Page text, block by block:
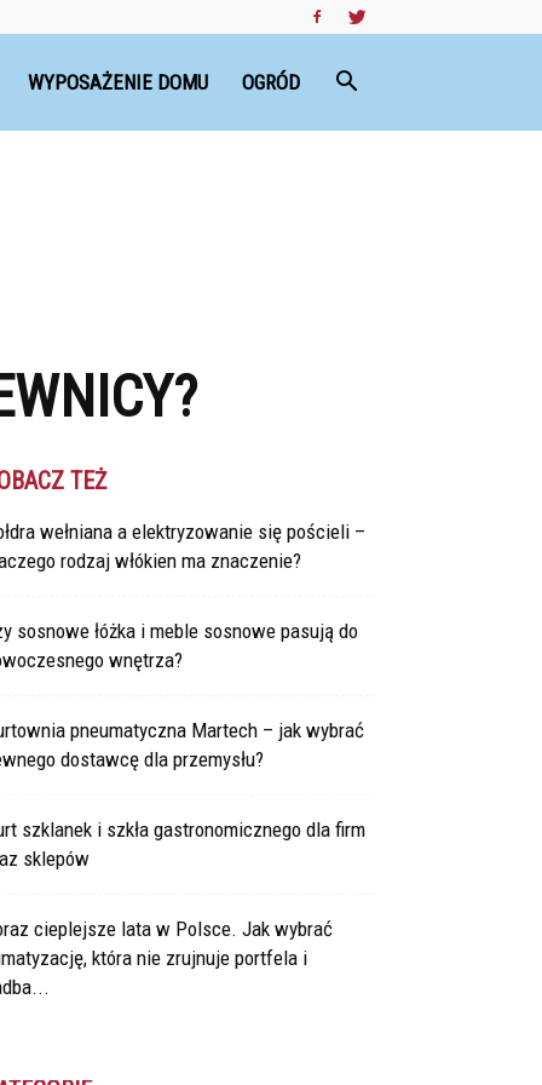
WYPOSAŻENIE DOMU OGRÓD
TEŻ
wełniana a elektryzowanie się pościeli –
rodzaj włókien ma znaczenie?
sosnowe łóżka i meble sosnowe pasują do
wnętrza?
pneumatyczna Martech – jak wybrać
dostawcę dla przemysłu?
szklanek i szkła gastronomicznego dla firm
sklepów
cieplejsze lata w Polsce. Jak wybrać
która nie zrujnuje portfela i